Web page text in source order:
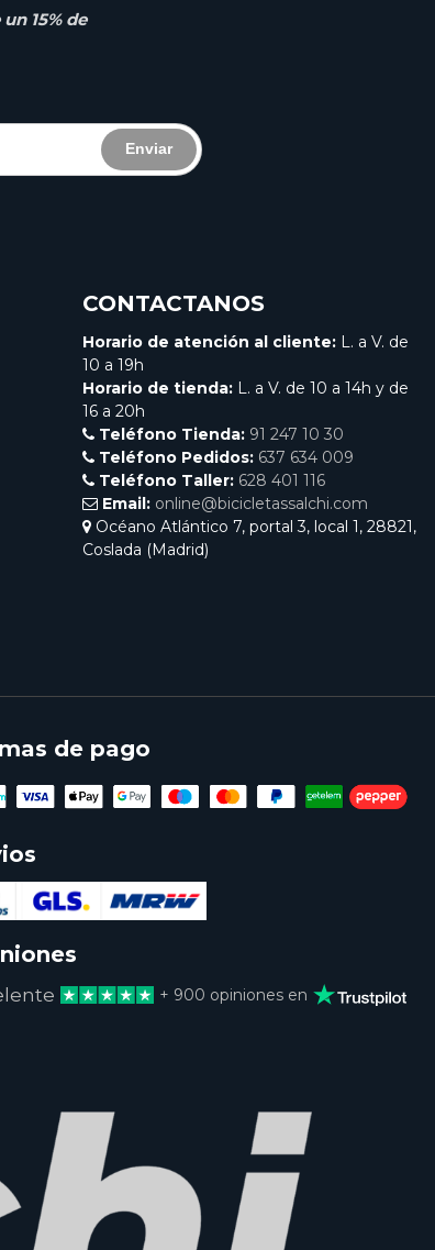
15% de
Enviar
CONTACTANOS
Horario de atención al cliente: L. a V. de
10 a 19h
Horario de tienda: L. a V. de 10 a 14h y de
16 a 20h
Teléfono Tienda: 91 247 10 30
Teléfono Pedidos: 637 634 009
Teléfono Taller: 628 401 116
Email: online@bicicletassalchi.com
Océano Atlántico 7, portal 3, local 1, 28821,
Coslada (Madrid)
de pago
+ 900 opiniones en